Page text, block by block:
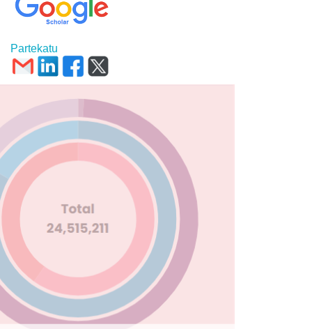
Partekatu